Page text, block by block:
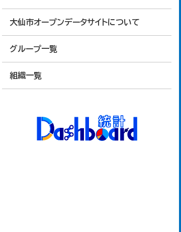
大仙市オープンデータサイトについて
グループ一覧
組織一覧